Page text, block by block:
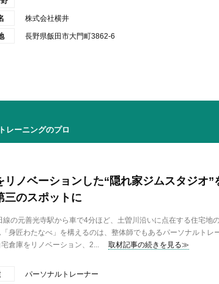
株式会社横井
長野県飯田市大門町3862-6
レーニングのプロ
リノベーションした“隠れ家ジムスタジオ”
三のスポットに
の元善光寺駅から車で4分ほど、土曽川沿いに点在する住宅地
身匠わたなべ」を構えるのは、整体師でもあるパーソナルトレ
倉庫をリノベーション、2...
取材記事の続きを見る≫
パーソナルトレーナー